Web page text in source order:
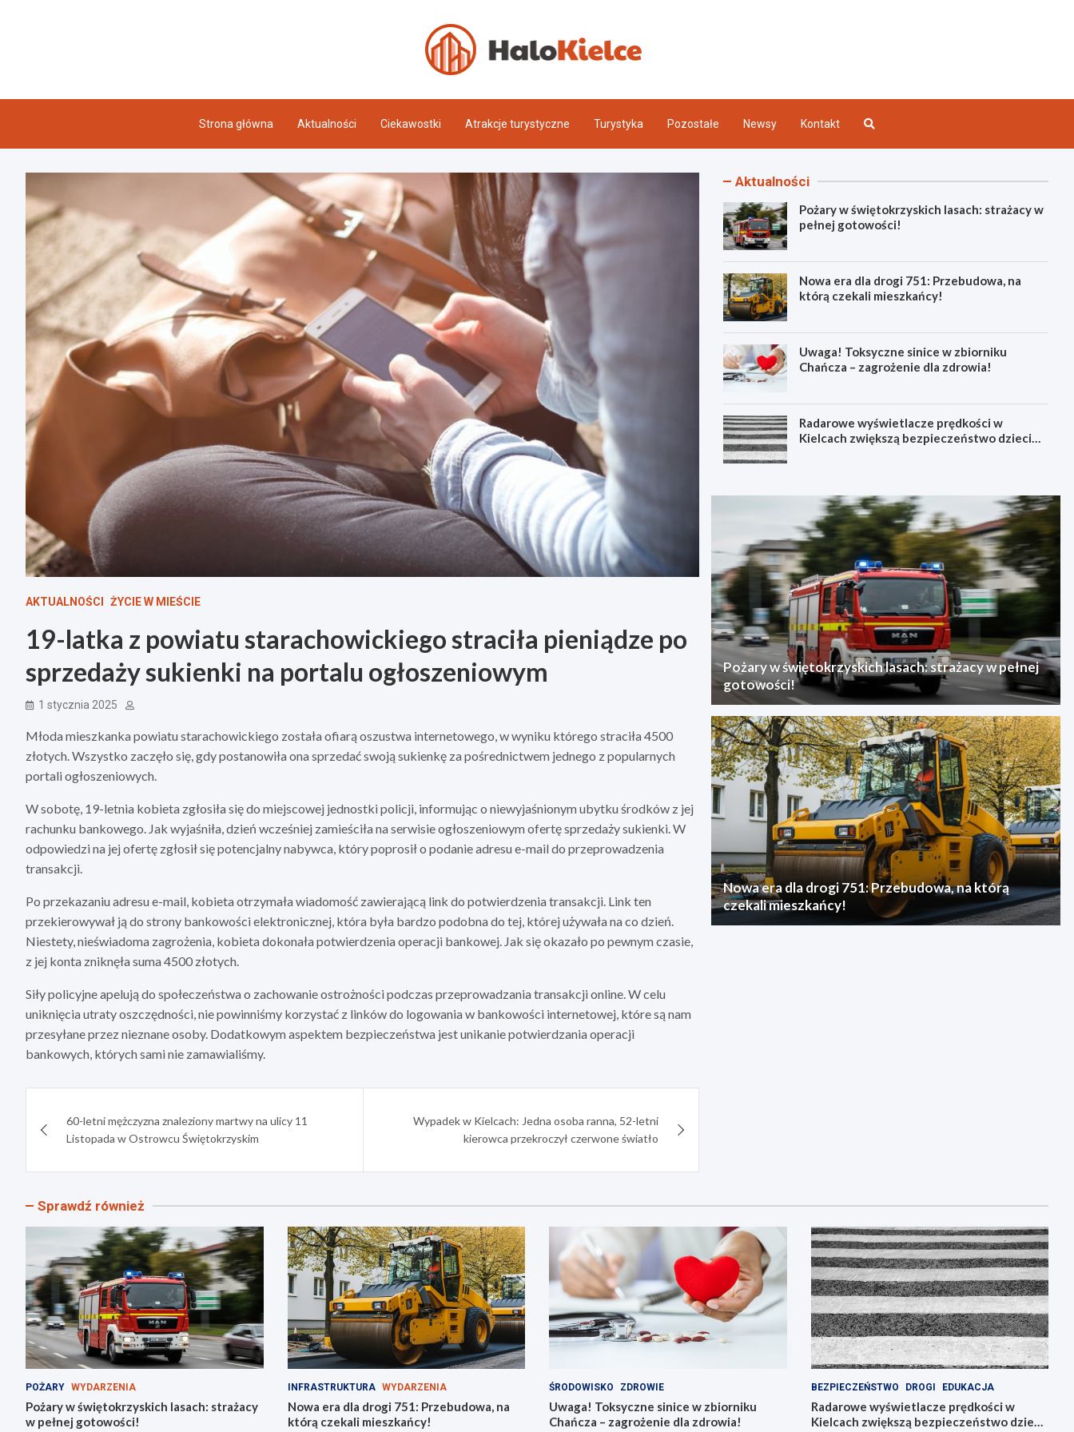
Strona główna Aktualności Ciekawostki Atrakcje turystyczne Turystyka Pozostałe Newsy Kontakt
AKTUALNOŚCI ŻYCIE W MIEŚCIE
19-latka z powiatu starachowickiego straciła pieniądze po
sprzedaży sukienki na portalu ogłoszeniowym
1 stycznia 2025
Młoda mieszkanka powiatu starachowickiego została ofiarą oszustwa internetowego, w wyniku którego straciła 4500
złotych. Wszystko zaczęło się, gdy postanowiła ona sprzedać swoją sukienkę za pośrednictwem jednego z popularnych
portali ogłoszeniowych.
W sobotę, 19-letnia kobieta zgłosiła się do miejscowej jednostki policji, informując o niewyjaśnionym ubytku środków z jej
rachunku bankowego. Jak wyjaśniła, dzień wcześniej zamieściła na serwisie ogłoszeniowym ofertę sprzedaży sukienki. W
odpowiedzi na jej ofertę zgłosił się potencjalny nabywca, który poprosił o podanie adresu e-mail do przeprowadzenia
transakcji.
Po przekazaniu adresu e-mail, kobieta otrzymała wiadomość zawierającą link do potwierdzenia transakcji. Link ten
przekierowywał ją do strony bankowości elektronicznej, która była bardzo podobna do tej, której używała na co dzień.
Niestety, nieświadoma zagrożenia, kobieta dokonała potwierdzenia operacji bankowej. Jak się okazało po pewnym czasie,
z jej konta zniknęła suma 4500 złotych.
Siły policyjne apelują do społeczeństwa o zachowanie ostrożności podczas przeprowadzania transakcji online. W celu
uniknięcia utraty oszczędności, nie powinniśmy korzystać z linków do logowania w bankowości internetowej, które są nam
przesyłane przez nieznane osoby. Dodatkowym aspektem bezpieczeństwa jest unikanie potwierdzania operacji
bankowych, których sami nie zamawialiśmy.
wpisu60-letni mężczyzna znaleziony martwy na ulicy 11
Listopada w Ostrowcu Świętokrzyskim
Wypadek w Kielcach: Jedna osoba ranna, 52-letni
kierowca przekroczył czerwone światło
Aktualności
Pożary w świętokrzyskich lasach: strażacy w
pełnej gotowości!
Nowa era dla drogi 751: Przebudowa, na
którą czekali mieszkańcy!
Uwaga! Toksyczne sinice w zbiorniku
Chańcza – zagrożenie dla zdrowia!
Radarowe wyświetlacze prędkości w
Kielcach zwiększą bezpieczeństwo dzieci
Pożary w świętokrzyskich lasach: strażacy w pełnej
gotowości!
Nowa era dla drogi 751: Przebudowa, na którą
czekali mieszkańcy!
Sprawdź również
POŻARY WYDARZENIA
Pożary w świętokrzyskich lasach: strażacy
w pełnej gotowości!
INFRASTRUKTURA WYDARZENIA
Nowa era dla drogi 751: Przebudowa, na
którą czekali mieszkańcy!
ŚRODOWISKO ZDROWIE
Uwaga! Toksyczne sinice w zbiorniku
Chańcza – zagrożenie dla zdrowia!
BEZPIECZEŃSTWO DROGI EDUKACJA
Radarowe wyświetlacze prędkości w
Kielcach zwiększą bezpieczeństwo dzieci